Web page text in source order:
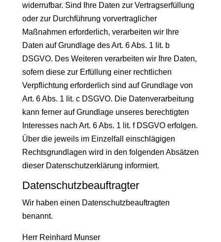
widerrufbar. Sind Ihre Daten zur Vertragserfüllung
oder zur Durchführung vorvertraglicher
Maßnahmen erforderlich, verarbeiten wir Ihre
Daten auf Grundlage des Art. 6 Abs. 1 lit. b
DSGVO. Des Weiteren verarbeiten wir Ihre Daten,
sofern diese zur Erfüllung einer rechtlichen
Verpflichtung erforderlich sind auf Grundlage von
Art. 6 Abs. 1 lit. c DSGVO. Die Datenverarbeitung
kann ferner auf Grundlage unseres berechtigten
Interesses nach Art. 6 Abs. 1 lit. f DSGVO erfolgen.
Über die jeweils im Einzelfall einschlägigen
Rechtsgrundlagen wird in den folgenden Absätzen
dieser Datenschutzerklärung informiert.
Datenschutz­beauftragter
Wir haben einen Datenschutzbeauftragten
benannt.
Herr Reinhard Munser